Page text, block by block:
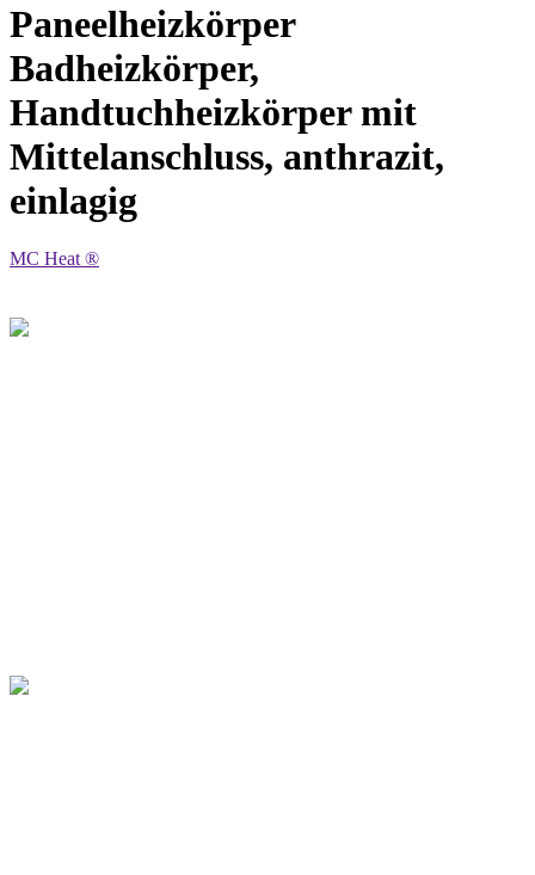
Paneelheizkörper
Badheizkörper,
Handtuchheizkörper mit
Mittelanschluss, anthrazit,
einlagig
MC Heat ®